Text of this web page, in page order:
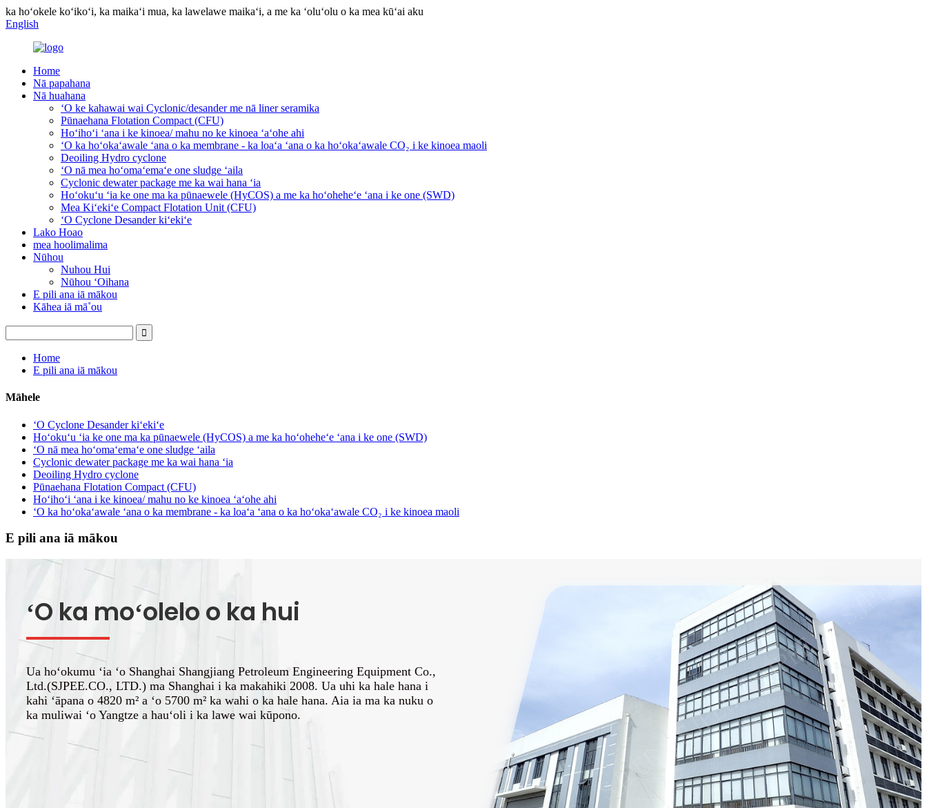
ka hoʻokele koʻikoʻi, ka maikaʻi mua, ka lawelawe maikaʻi, a me ka ʻoluʻolu o ka mea kūʻai aku
English
Home
Nā papahana
Nā huahana
ʻO ke kahawai wai Cyclonic/desander me nā liner seramika
Pūnaehana Flotation Compact (CFU)
Hoʻihoʻi ʻana i ke kinoea/ mahu no ke kinoea ʻaʻohe ahi
ʻO ka hoʻokaʻawale ʻana o ka membrane - ka loaʻa ʻana o ka hoʻokaʻawale CO₂ i ke kinoea maoli
Deoiling Hydro cyclone
ʻO nā mea hoʻomaʻemaʻe one sludge ʻaila
Cyclonic dewater package me ka wai hana ʻia
Hoʻokuʻu ʻia ke one ma ka pūnaewele (HyCOS) a me ka hoʻoheheʻe ʻana i ke one (SWD)
Mea Kiʻekiʻe Compact Flotation Unit (CFU)
ʻO Cyclone Desander kiʻekiʻe
Lako Hoao
mea hoolimalima
Nūhou
Nuhou Hui
Nūhou ʻOihana
E pili ana iā mākou
Kāhea iā mā˚ou
Home
E pili ana iā mākou
Māhele
ʻO Cyclone Desander kiʻekiʻe
Hoʻokuʻu ʻia ke one ma ka pūnaewele (HyCOS) a me ka hoʻoheheʻe ʻana i ke one (SWD)
ʻO nā mea hoʻomaʻemaʻe one sludge ʻaila
Cyclonic dewater package me ka wai hana ʻia
Deoiling Hydro cyclone
Pūnaehana Flotation Compact (CFU)
Hoʻihoʻi ʻana i ke kinoea/ mahu no ke kinoea ʻaʻohe ahi
ʻO ka hoʻokaʻawale ʻana o ka membrane - ka loaʻa ʻana o ka hoʻokaʻawale CO₂ i ke kinoea maoli
E pili ana iā mākou
ʻO ka moʻolelo o ka hui
Ua hoʻokumu ʻia ʻo Shanghai Shangjiang Petroleum Engineering Equipment Co.,
Ltd.(SJPEE.CO., LTD.) ma Shanghai i ka makahiki 2008. Ua uhi ka hale hana i
kahi ʻāpana o 4820 m² a ʻo 5700 m² ka wahi o ka hale hana. Aia ia ma ka nuku o
ka muliwai ʻo Yangtze a hauʻoli i ka lawe wai kūpono.